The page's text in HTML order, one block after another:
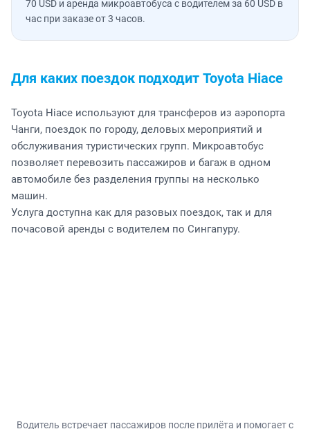
встречей и табличкой за 80 USD, проводы в аэропорт за
70 USD и аренда микроавтобуса с водителем за 60 USD в
Toyota Hiace используют для трансферов из аэропорта
Чанги, поездок по городу, деловых мероприятий и
обслуживания туристических групп. Микроавтобус
позволяет перевозить пассажиров и багаж в одном
автомобиле без разделения группы на несколько
машин.
Услуга доступна как для разовых поездок, так и для